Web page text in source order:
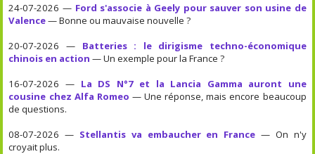
24-07-2026 — Ford s'associe à Geely pour sauver son usine de
Valence— Bonne ou mauvaise nouvelle ?
20-07-2026 — Batteries : le dirigisme techno-économique
chinois en action — Un exemple pour la France ?
16-07-2026 — La DS N°7 et la Lancia Gamma auront une
cousine chez Alfa Romeo — Une réponse, mais encore beaucoup
de questions.
08-07-2026 — Stellantis va embaucher en France — On n'y
croyait plus.